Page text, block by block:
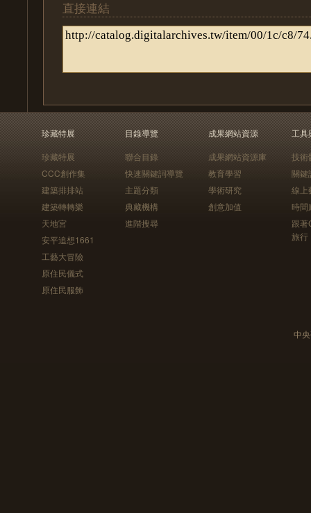
直接連結
珍藏特展
珍藏特展
CCC創作集
建築排排站
建築轉轉樂
天地宮
安平追想1661
工藝大冒險
原住民儀式
原住民服飾
目錄導覽
聯合目錄
快速關鍵詞導覽
主題分類
典藏機構
進階搜尋
成果網站資源
成果網站資源庫
教育學習
學術研究
創意加值
工具
技術
關鍵
線上
時間
跟
旅行
中